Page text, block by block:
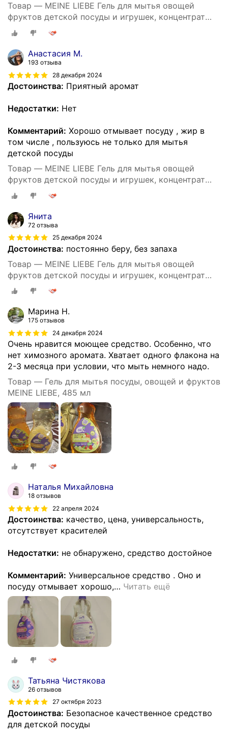
Товар — MEINE LIEBE Гель для мытья овощей
фруктов детской посуды и игрушек, концентрат
485 мл
Анастасия М.
193 отзыва
28 декабря 2024
Достоинства: Приятный аромат
Недостатки: Нет
Комментарий: Хорошо отмывает посуду , жир в
том числе , пользуюсь не только для мытья
детской посуды
Товар — MEINE LIEBE Гель для мытья овощей
фруктов детской посуды и игрушек, концентрат
485 мл
Янита
72 отзыва
25 декабря 2024
Достоинства: постоянно беру, без запаха
Товар — MEINE LIEBE Гель для мытья овощей
фруктов детской посуды и игрушек, концентрат
485 мл
Марина Н.
175 отзывов
24 декабря 2024
Очень нравится моющее средство. Особенно, что
нет химозного аромата. Хватает одного флакона на
2-3 месяца при условии, что мыть немного надо.
Товар — Гель для мытья посуды, овощей и фруктов
MEINE LIEBE, 485 мл
Наталья Михайловна
18 отзывов
22 апреля 2024
Достоинства: качество, цена, универсальность,
отсутствует красителей
Недостатки: не обнаружено, средство достойное
Комментарий: Универсальное средство . Оно и
посуду отмывает хорошо,… Читать ещё
Татьяна Чистякова
26 отзывов
27 октября 2023
Достоинства: Безопасное качественное средство
для детской посуды